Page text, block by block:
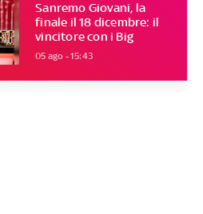
Sanremo Giovani, la
finale il 18 dicembre: il
vincitore con i Big
05 ago - 15:43